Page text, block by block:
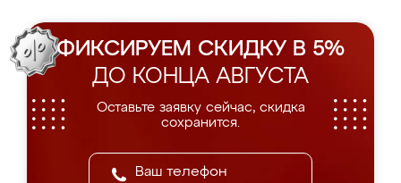
ФИКСИРУЕМ СКИДКУ В 5%
ДО КОНЦА АВГУСТА
Оставьте заявку сейчас, скидка
сохранится.